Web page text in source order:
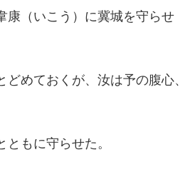
康（いこう）に冀城を守らせ
めておくが、汝は予の腹心、
もに守らせた。